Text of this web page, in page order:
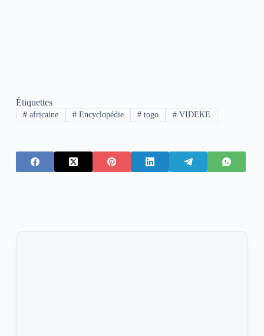
Étiquettes
#africaine #Encyclopédie # togo # VIDEKE